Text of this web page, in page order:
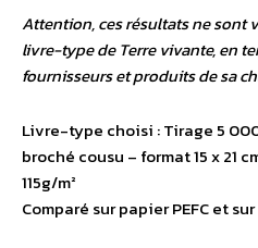
Attention, ces résultats ne sont
livre-type de Terre vivante, en
fournisseurs et produits de sa
Livre-type choisi : Tirage 5
broché cousu – format 15 x 21
115g/m²
Comparé sur papier PEFC et